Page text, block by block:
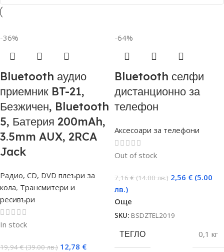
-36%
Bluetooth аудио
приемник BT-21,
Безжичен, Bluetooth
5, Батерия 200mAh,
3.5mm AUX, 2RCA
Jack
Радио, CD, DVD плеъри за
кола, Трансмитери и
ресивъри
In stock
19,94€ (39.00 лв.) 12,78 €
-64%
Bluetooth селфи
дистанционно за
телефон
Аксесоари за телефони
Out of stock
7,16€ (14.00 лв.) 2,56 € (5.00
лв.)
Още
SKU: BSDZTEL2019
ТЕГЛО 0,1 кг